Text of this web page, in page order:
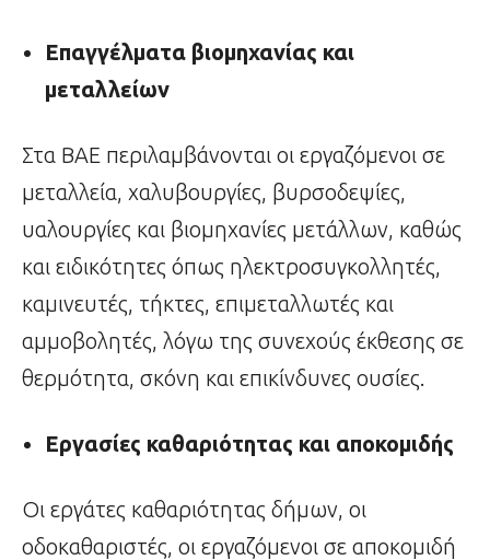
Επαγγέλματα βιομηχανίας και
μεταλλείων
Στα ΒΑΕ περιλαμβάνονται οι εργαζόμενοι σε
μεταλλεία, χαλυβουργίες, βυρσοδεψίες,
υαλουργίες και βιομηχανίες μετάλλων, καθώς
και ειδικότητες όπως ηλεκτροσυγκολλητές,
καμινευτές, τήκτες, επιμεταλλωτές και
αμμοβολητές, λόγω της συνεχούς έκθεσης σε
θερμότητα, σκόνη και επικίνδυνες ουσίες.
Εργασίες καθαριότητας και αποκομιδής
Οι εργάτες καθαριότητας δήμων, οι
οδοκαθαριστές, οι εργαζόμενοι σε αποκομιδή